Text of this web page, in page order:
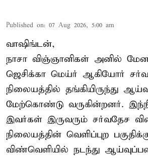
Published on: 07 Aug 2026, 5:00 am
வாஷிங்டன்,
நாசா விஞ்ஞானிகள் அனில்
ஜெசிக்கா மெய்ர் ஆகியோர்
நிலையத்தில் தங்கியிருந்து
மேற்கொண்டு வருகின்றனர்.
இவர்கள் இருவரும் சர்வதேச
நிலையத்தின் வெளிப்புற
விண்வெளியில் நடந்து